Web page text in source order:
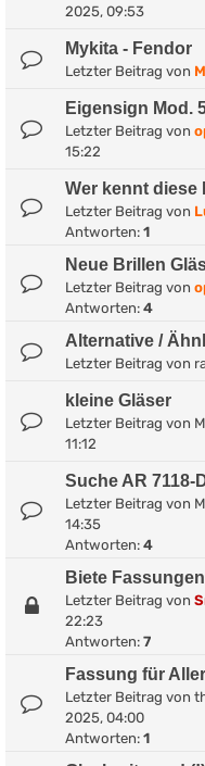
2025, 09:53
Mykita - Fendor
Letzter Beitrag von
Eigensign Mod.
Letzter Beitrag von
15:22
Wer kennt diese
Letzter Beitrag von
Antworten: 1
Neue Brillen
Letzter Beitrag von
Antworten: 4
Alternative /
Letzter Beitrag von
kleine Gläser
Letzter Beitrag von
11:12
Suche AR 7118-
Letzter Beitrag von
14:35
Antworten: 4
Biete
Letzter Beitrag von
22:23
Antworten: 7
Fassung für
Letzter Beitrag von
2025, 04:00
Antworten: 1